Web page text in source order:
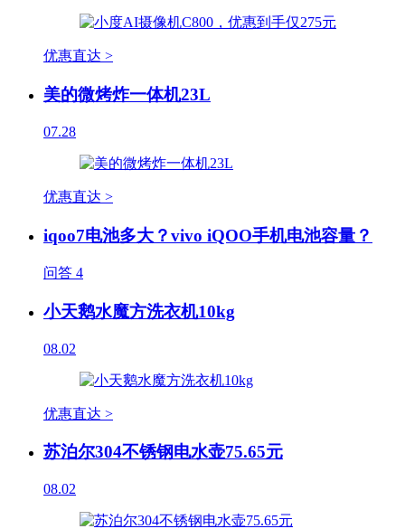
优惠直达 >
美的微烤炸一体机23L
07.28
优惠直达 >
iqoo7电池多大？vivo iQOO手机电池容量？
问答 4
小天鹅水魔方洗衣机10kg
08.02
优惠直达 >
苏泊尔304不锈钢电水壶75.65元
08.02